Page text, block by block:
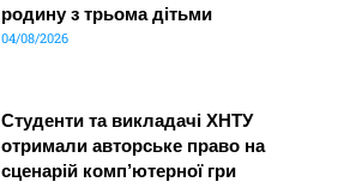
родину з трьома дітьми
04/08/2026
Студенти та викладачі ХНТУ
отримали авторське право на
сценарій комп’ютерної гри